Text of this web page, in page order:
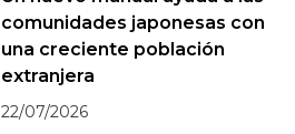
comunidades japonesas con
una creciente población
extranjera
22/07/2026